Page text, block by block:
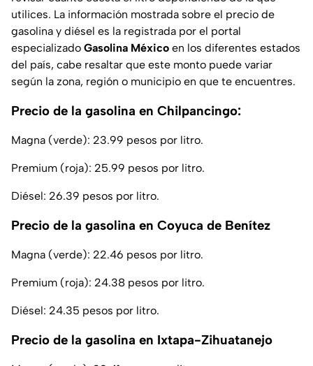
utilices. La información mostrada sobre el precio de
gasolina y diésel es la registrada por el portal
especializado Gasolina México en los diferentes estados
del país, cabe resaltar que este monto puede variar
según la zona, región o municipio en que te encuentres.
Precio de la gasolina en Chilpancingo:
Magna (verde): 23.99 pesos por litro.
Premium (roja): 25.99 pesos por litro.
Diésel: 26.39 pesos por litro.
Precio de la gasolina en Coyuca de Benítez
Magna (verde): 22.46 pesos por litro.
Premium (roja): 24.38 pesos por litro.
Diésel: 24.35 pesos por litro.
Precio de la gasolina en Ixtapa-Zihuatanejo